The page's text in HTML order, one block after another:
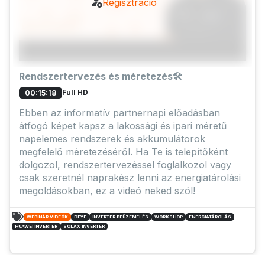
Regisztráció
Rendszertervezés és méretezés🛠️
00:15:18 Full HD
Ebben az informatív partnernapi előadásban
átfogó képet kapsz a lakossági és ipari méretű
napelemes rendszerek és akkumulátorok
megfelelő méretezéséről. Ha Te is telepítőként
dolgozol, rendszertervezéssel foglalkozol vagy
csak szeretnél naprakész lenni az energiatárolási
megoldásokban, ez a videó neked szól!
WEBINÁR VIDEÓK DEYE INVERTER BEÜZEMELÉS WORKSHOP
ENERGIATÁROLÁS
HUAWEI INVERTER
SOLAX INVERTER